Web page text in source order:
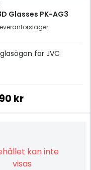
Glasses PK-AG3
för JVC
kr
kan inte
visas